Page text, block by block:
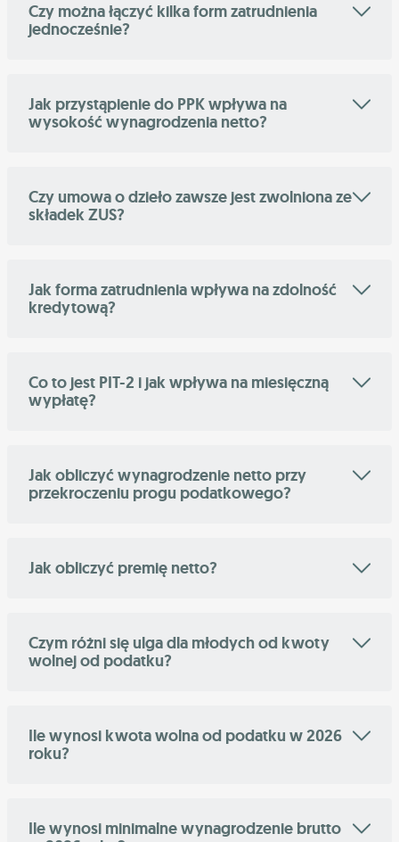
Czy można łączyć kilka form zatrudnienia
jednocześnie?
Jak przystąpienie do PPK wpływa na
wysokość wynagrodzenia netto?
Czy umowa o dzieło zawsze jest zwolniona ze
składek ZUS?
Jak forma zatrudnienia wpływa na zdolność
kredytową?
Co to jest PIT-2 i jak wpływa na miesięczną
wypłatę?
Jak obliczyć wynagrodzenie netto przy
przekroczeniu progu podatkowego?
Jak obliczyć premię netto?
Czym różni się ulga dla młodych od kwoty
wolnej od podatku?
Ile wynosi kwota wolna od podatku w 2026
roku?
Ile wynosi minimalne wynagrodzenie brutto